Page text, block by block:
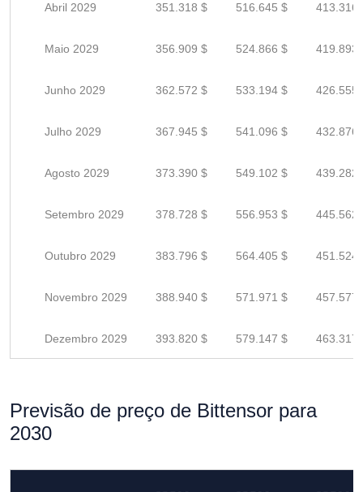
Abril 2029 351.318 $ 516.645 $ 413.316
Maio 2029 356.909 $ 524.866 $ 419.893
Junho 2029 362.572 $ 533.194 $ 426.555
Julho 2029 367.945 $ 541.096 $ 432.876
Agosto 2029 373.390 $ 549.102 $ 439.282
Setembro 2029 378.728 $ 556.953 $ 445.562
Outubro 2029 383.796 $ 564.405 $ 451.524
Novembro 2029 388.940 $ 571.971 $ 457.577
Dezembro 2029 393.820 $ 579.147 $ 463.317
Previsão de preço de Bittensor para
2030